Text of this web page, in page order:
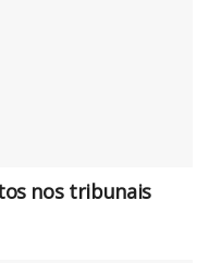
nos tribunais